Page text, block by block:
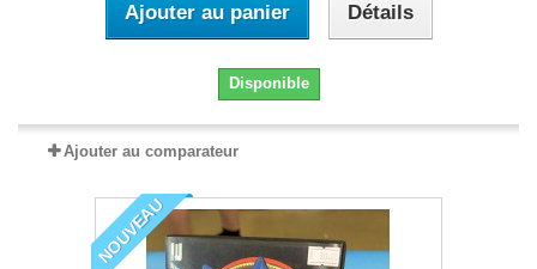
Ajouter au panier Détails
Disponible
Ajouter au comparateur
NOUVEAU